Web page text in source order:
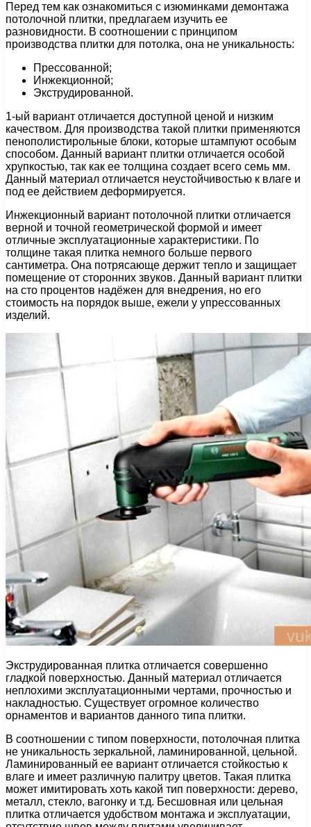
Перед тем как ознакомиться с изюминками демонтажа
потолочной плитки, предлагаем изучить ее
разновидности. В соотношении с принципом
производства плитки для потолка, она не уникальность:
Прессованной;
Инжекционной;
Экструдированной.
1-ый вариант отличается доступной ценой и низким
качеством. Для производства такой плитки применяются
пенополистирольные блоки, которые штампуют особым
способом. Данный вариант плитки отличается особой
хрупкостью, так как ее толщина создает всего семь мм.
Данный материал отличается неустойчивостью к влаге и
под ее действием деформируется.
Инжекционный вариант потолочной плитки отличается
верной и точной геометрической формой и имеет
отличные эксплуатационные характеристики. По
толщине такая плитка немного больше первого
сантиметра. Она потрясающе держит тепло и защищает
помещение от сторонних звуков. Данный вариант плитки
на сто процентов надёжен для внедрения, но его
стоимость на порядок выше, ежели у упрессованных
изделий.
Экструдированная плитка отличается совершенно
гладкой поверхностью. Данный материал отличается
неплохими эксплуатационными чертами, прочностью и
накладностью. Существует огромное количество
орнаментов и вариантов данного типа плитки.
В соотношении с типом поверхности, потолочная плитка
не уникальность зеркальной, ламинированной, цельной.
Ламинированный ее вариант отличается стойкостью к
влаге и имеет различную палитру цветов. Такая плитка
может имитировать хоть какой тип поверхности: дерево,
металл, стекло, вагонку и т.д. Бесшовная или цельная
плитка отличается удобством монтажа и эксплуатации,